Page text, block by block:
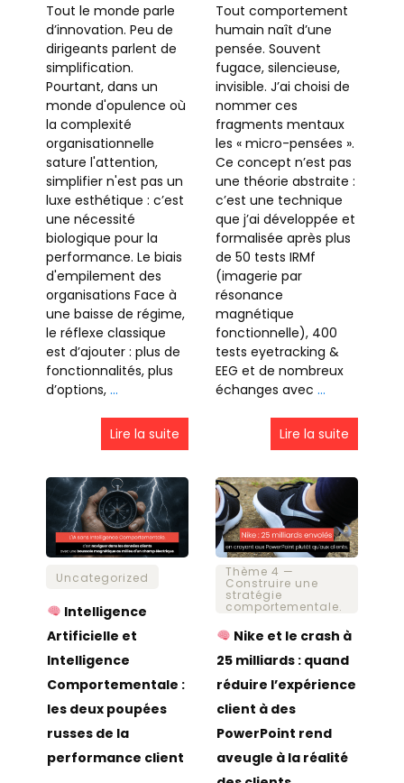
Tout le monde parle
d’innovation. Peu de
dirigeants parlent de
simplification.
Pourtant, dans un
monde d'opulence où
la complexité
organisationnelle
sature l'attention,
simplifier n'est pas un
luxe esthétique : c’est
une nécessité
biologique pour la
performance. Le biais
d'empilement des
organisations Face à
une baisse de régime,
le réflexe classique
est d’ajouter : plus de
fonctionnalités, plus
d’options, …
Lire la suite
Tout comportement
humain naît d’une
pensée. Souvent
fugace, silencieuse,
invisible. J’ai choisi de
nommer ces
fragments mentaux
les « micro-pensées ».
Ce concept n’est pas
une théorie abstraite :
c’est une technique
que j’ai développée et
formalisée après plus
de 50 tests IRMf
(imagerie par
résonance
magnétique
fonctionnelle), 400
tests eyetracking &
EEG et de nombreux
échanges avec …
Lire la suite
Uncategorized
Intelligence
Artificielle et
Intelligence
Comportementale :
les deux poupées
russes de la
performance client
Thème 4 —
Construire une
stratégie
comportementale.
Nike et le crash à
25 milliards : quand
réduire l’expérience
client à des
PowerPoint rend
aveugle à la réalité